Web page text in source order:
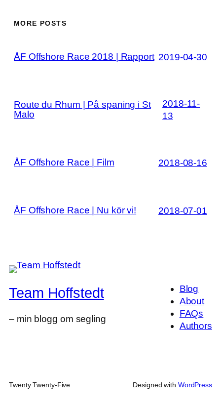
MORE POSTS
ÅF Offshore Race 2018 | Rapport 2019-04-30
Route du Rhum | På spaning i St
Malo
2018-11-
13
ÅF Offshore Race | Film 2018-08-16
ÅF Offshore Race | Nu kör vi! 2018-07-01
Team Hoffstedt
– min blogg om segling
Blog
About
FAQs
Authors
Twenty Twenty-Five Designed with WordPress